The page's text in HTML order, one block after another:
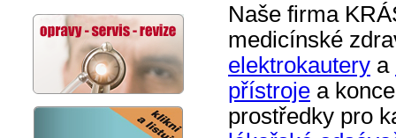
Naše firma
medicínské
elektrokautery a
přístroje a
prostředky pro